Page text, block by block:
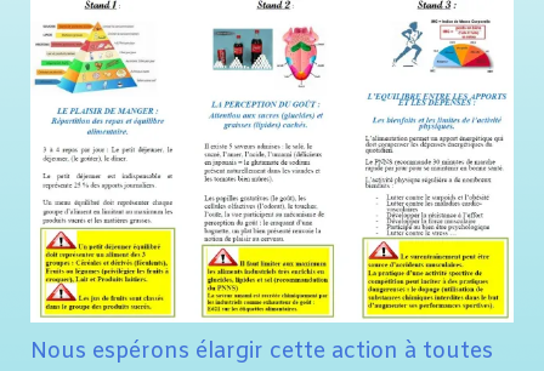
Nous espérons élargir cette action à toutes